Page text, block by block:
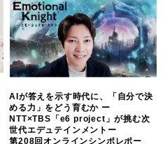
AIが答えを示す時代に、「自分で決
める力」をどう育むか ー
NTT×TBS「e6 project」が挑む次
世代エデュテインメントー
第208回オンラインシンポレポー